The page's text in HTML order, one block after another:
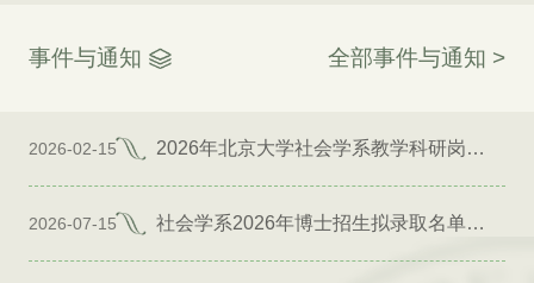
事件与通知 全部事件与通知 >
2026-02-15 2026年北京大学社会学系教学科研岗位招聘启事
2026-07-15 社会学系2026年博士招生拟录取名单公示（专项）